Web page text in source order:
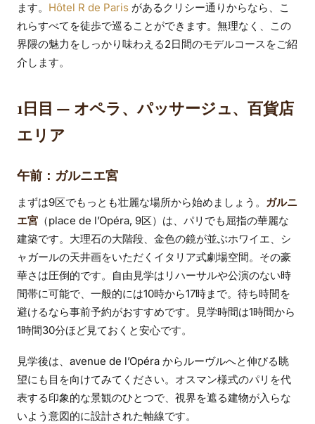
ます。 Hôtel R de Paris があるクリシー通りからなら、こ
れらすべてを徒歩で巡ることができます。無理なく、この
界隈の魅力をしっかり味わえる2日間のモデルコースをご紹
介します。
1日目 — オペラ、パッサージュ、百貨店
エリア
午前：ガルニエ宮
まずは9区でもっとも壮麗な場所から始めましょう。 ガルニ
エ宮 （place de l’Opéra, 9区）は、パリでも屈指の華麗な
建築です。大理石の大階段、金色の鏡が並ぶホワイエ、シ
ャガールの天井画をいただくイタリア式劇場空間。その豪
華さは圧倒的です。自由見学はリハーサルや公演のない時
間帯に可能で、一般的には10時から17時まで。待ち時間を
避けるなら事前予約がおすすめです。見学時間は1時間から
1時間30分ほど見ておくと安心です。
見学後は、avenue de l’Opéra からルーヴルへと伸びる眺
望にも目を向けてみてください。オスマン様式のパリを代
表する印象的な景観のひとつで、視界を遮る建物が入らな
いよう意図的に設計された軸線です。